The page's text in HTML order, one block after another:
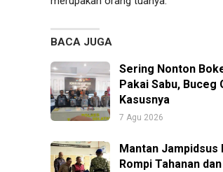
BACA JUGA
Sering Nonton
Pakai Sabu, Buceg
Kasusnya
7 Agu 2026
Mantan Jampidsus
Rompi Tahanan